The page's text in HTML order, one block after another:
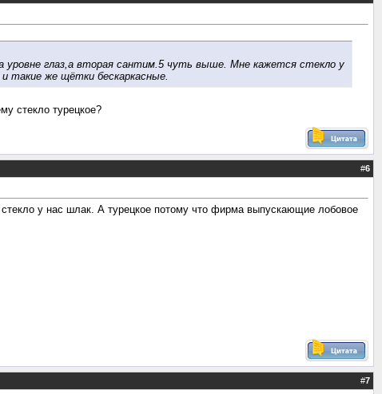
уровне глаз,а вторая сантим.5 чуть выше. Мне кажется стекло у
такие же щётки бескаркасные.
стекло турецкое?
#6
у нас шлак. А турецкое потому что фирма выпускающие лобовое
#7